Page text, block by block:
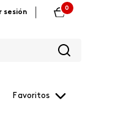
sesión
0
Favoritos